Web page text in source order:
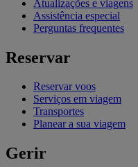
Atualizações e viagens
Assistência especial
Perguntas frequentes
Reservar
Reservar voos
Serviços em viagem
Transportes
Planear a sua viagem
Gerir